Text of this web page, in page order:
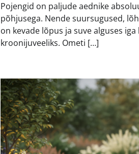
Pojengid on paljude aednike
põhjusega. Nende suursugused,
on kevade lõpus ja suve alguses
kroonijuveeliks. Ometi […]